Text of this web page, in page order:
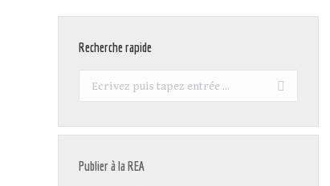
Recherche rapide
Recherche
Publier à la REA